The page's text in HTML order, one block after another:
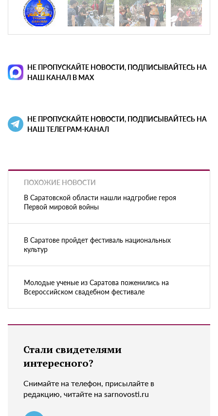
НЕ ПРОПУСКАЙТЕ НОВОСТИ, ПОДПИСЫВАЙТЕСЬ НА
НАШ КАНАЛ В MAX
НЕ ПРОПУСКАЙТЕ НОВОСТИ, ПОДПИСЫВАЙТЕСЬ НА
НАШ ТЕЛЕГРАМ-КАНАЛ
ПОХОЖИЕ НОВОСТИ
В Саратовской области нашли надгробие героя
Первой мировой войны
В Саратове пройдет фестиваль национальных
культур
Молодые ученые из Саратова поженились на
Всероссийском свадебном фестивале
Стали свидетелями
интересного?
Снимайте на телефон, присылайте в
редакцию, читайте на sarnovosti.ru